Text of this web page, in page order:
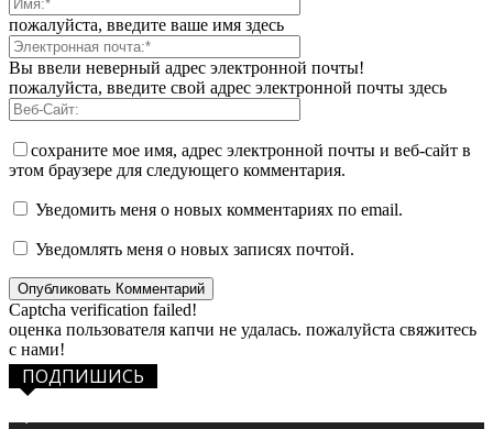
пожалуйста, введите ваше имя здесь
Вы ввели неверный адрес электронной почты!
пожалуйста, введите свой адрес электронной почты здесь
сохраните мое имя, адрес электронной почты и веб-сайт в
этом браузере для следующего комментария.
Уведомить меня о новых комментариях по email.
Уведомлять меня о новых записях почтой.
Captcha verification failed!
оценка пользователя капчи не удалась. пожалуйста свяжитесь
с нами!
ПОДПИШИСЬ